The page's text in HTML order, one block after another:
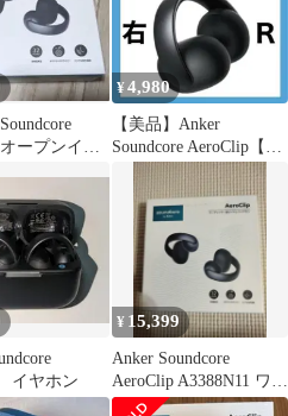
ープンイヤ
¥4,980
【美品】Anker
Soundcore AeroClip【右
イヤホン】
イヤホン
¥ 15,399
Anker Soundcore
AeroClip A3388N11 ワイ
ヤレス